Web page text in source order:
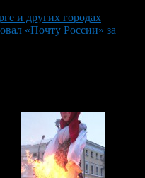
и других городах
«Почту России» за